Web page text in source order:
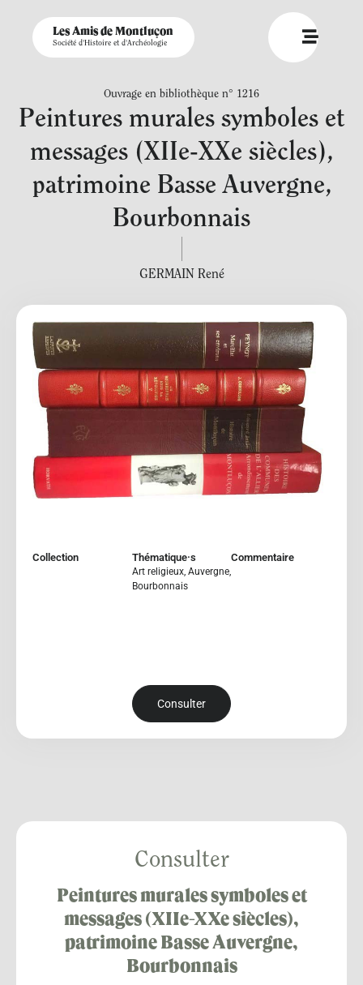
Les Amis de Montluçon
Société d'Histoire et d'Archéologie
Ouvrage en bibliothèque n° 1216
Peintures murales symboles et
messages (XIIe-XXe siècles),
patrimoine Basse Auvergne,
Bourbonnais
GERMAIN René
Collection Thématique·s
Art religieux, Auvergne,
Bourbonnais
Commentaire
Consulter
Consulter
Peintures murales symboles et
messages (XIIe-XXe siècles),
patrimoine Basse Auvergne,
Bourbonnais